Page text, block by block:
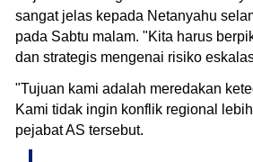
sangat jelas kepada Netanyahu
pada Sabtu malam. "Kita harus
dan strategis mengenai risiko
"Tujuan kami adalah meredakan
Kami tidak ingin konflik regional
pejabat AS tersebut.